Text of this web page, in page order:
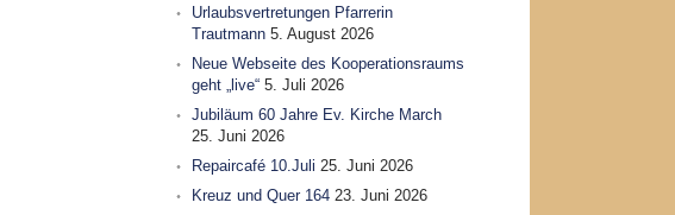
Urlaubsvertretungen Pfarrerin
Trautmann 5. August 2026
Neue Webseite des Kooperationsraums
geht „live“ 5. Juli 2026
Jubiläum 60 Jahre Ev. Kirche March
25. Juni 2026
Repaircafé 10.Juli 25. Juni 2026
Kreuz und Quer 164 23. Juni 2026